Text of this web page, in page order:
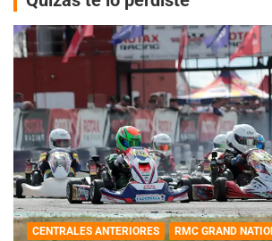
CENTRALES ANTERIORES RMC GRAND